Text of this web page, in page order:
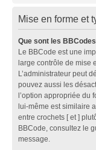
Mise en forme et
Que sont les
Le BBCode est une
large contrôle de mise
L’administrateur peut
pouvez aussi les
l’option appropriée du
lui-même est similaire
entre crochets [ et ]
BBCode, consultez le
message.